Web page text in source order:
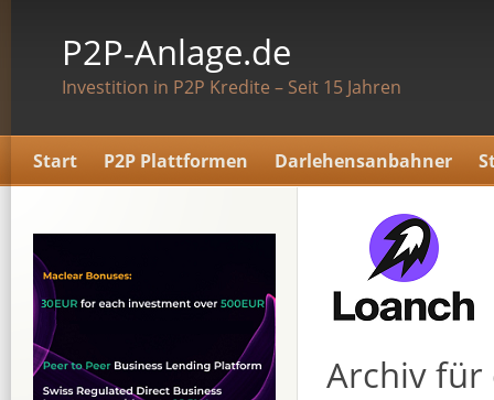
P2P-Anlage.de
Investition in P2P Kredite – Seit 15 Jahren
Start P2P Plattformen Darlehensanbahner
Archiv für